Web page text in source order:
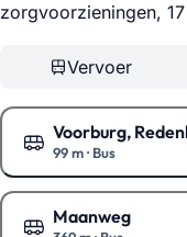
zorgvoorzieningen,
Vervoer
Voorburg,
99 m· Bus
Toon op de kaart
Maanweg